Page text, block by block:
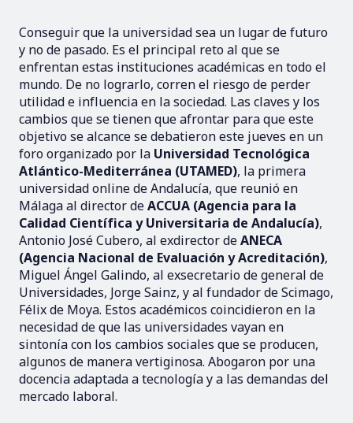
Conseguir que la universidad sea un lugar de futuro
y no de pasado. Es el principal reto al que se
enfrentan estas instituciones académicas en todo el
mundo. De no lograrlo, corren el riesgo de perder
utilidad e influencia en la sociedad. Las claves y los
cambios que se tienen que afrontar para que este
objetivo se alcance se debatieron este jueves en un
foro organizado por la Universidad Tecnológica
Atlántico-Mediterránea (UTAMED), la primera
universidad online de Andalucía, que reunió en
Málaga al director deACCUA (Agencia para la
Calidad Científica y Universitaria de Andalucía),
Antonio José Cubero, al exdirector deANECA
(Agencia Nacional de Evaluación y Acreditación),
Miguel Ángel Galindo, al exsecretario de general de
Universidades, Jorge Sainz, y al fundador de Scimago,
Félix de Moya. Estos académicos coincidieron en la
necesidad de que las universidades vayan en
sintonía con los cambios sociales que se producen,
algunos de manera vertiginosa. Abogaron por una
docencia adaptada a tecnología y a las demandas del
mercado laboral.